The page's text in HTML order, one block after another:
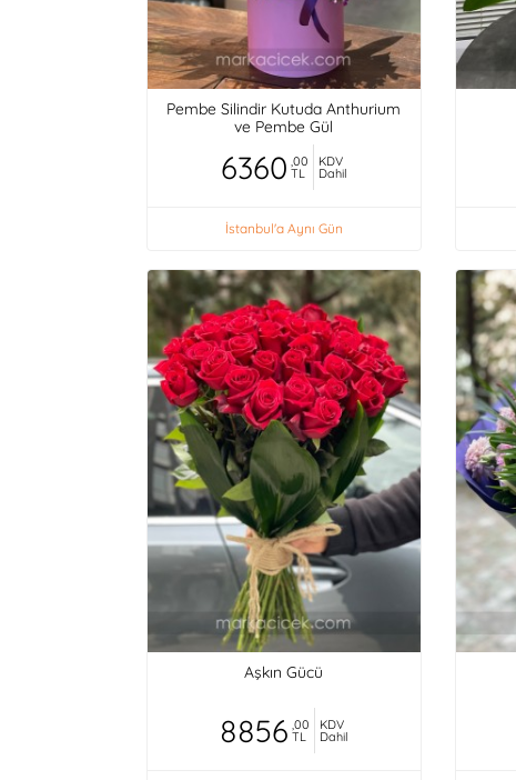
Pembe Silindir Kutuda Anthurium
ve Pembe Gül
6360 ,00
TL
KDV
Dahil
İstanbul'a Aynı Gün
Aşkın Gücü
8856 ,00
TL
KDV
Dahil